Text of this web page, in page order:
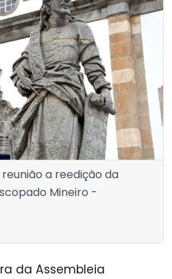
a reedição da
Mineiro -
da Assembleia